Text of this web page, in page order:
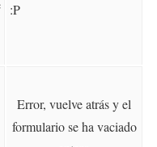
:P
Error, vuelve atrás y el
formulario se ha vaciado